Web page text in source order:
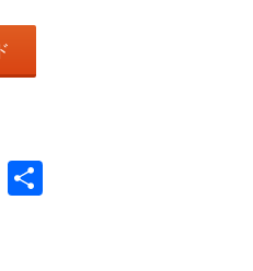
Pi